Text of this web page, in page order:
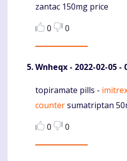
zantac 150mg price
0
0
Wnheqx - 2022-02-05 -
Komentaras
topiramate pills -
countersumatriptan
0
0